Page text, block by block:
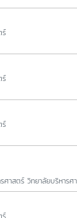
ร์
ร์
ร์
ศาสตร์ วิทยาลัยบริหารศ